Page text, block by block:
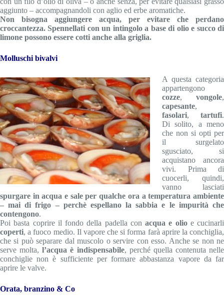
aggiunto – accompagnandoli con aglio ed erbe aromatiche.
Non bisogna aggiungere acqua, per evitare che perdano
croccantezza. Spennellati con un intingolo a base di olio e succo di
limone possono essere cotti anche alla griglia.
Molluschi bivalvi
A questa categoria
appartengono
cozze, vongole,
capesante,
fasolari, tartufi.
Di solito, a meno
che non si opti per
il surgelato
sgusciato, si
acquistano ancora
vivi. Prima di
cuocerli, quindi,
vanno lasciati
spurgare in acqua e sale per qualche ora a temperatura ambiente
– mai di frigo – perchè espellano la sabbia e le impurità che
contengono.
Poi basta coprire il fondo della padella con acqua e olioe cucinarli
coperti, a fuoco medio. Il vapore che si forma farà aprire la conchiglia,
che si può separare dal muscolo o servire con esso. Anche se non ne
serve molta,l’acqua è indispensabile, perché quella contenuta nelle
conchiglie non è sufficiente per formare abbastanza vapore da far
aprire le valve.
Orata, branzino & Co